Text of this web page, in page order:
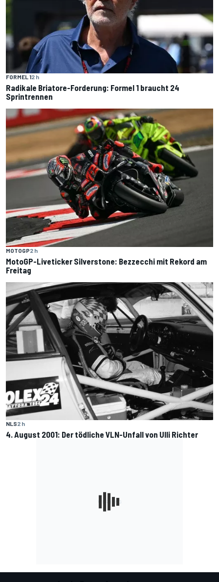
FORMEL 12 h
Radikale Briatore-Forderung: Formel 1 braucht 24
Sprintrennen
MOTOGP2 h
MotoGP-Liveticker Silverstone: Bezzecchi mit Rekord am
Freitag
NLS2 h
4. August 2001: Der tödliche VLN-Unfall von Ulli Richter